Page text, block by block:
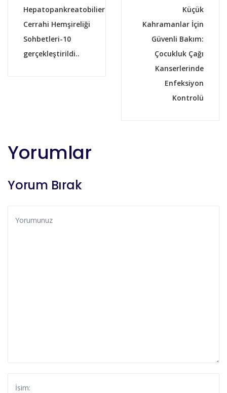
Hepatopankreatobilier
Cerrahi Hemşireliği
Sohbetleri-10
gerçekleştirildi..
Küçük
Kahramanlar İçin
Güvenli Bakım:
Çocukluk Çağı
Kanserlerinde
Enfeksiyon
Kontrolü
Yorumlar
Yorum Bırak